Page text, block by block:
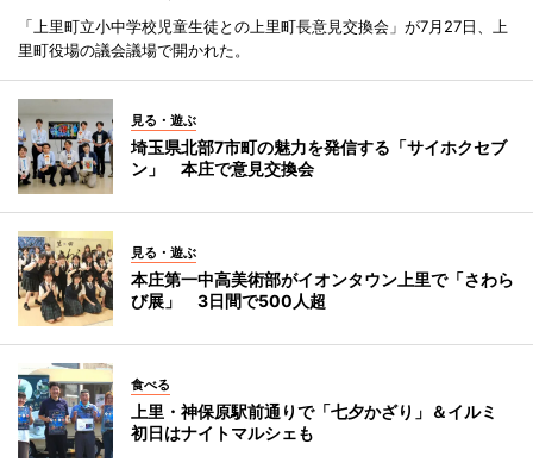
「上里町立小中学校児童生徒との上里町長意見交換会」が7月27日、上
里町役場の議会議場で開かれた。
見る・遊ぶ
埼玉県北部7市町の魅力を発信する「サイホクセブ
ン」 本庄で意見交換会
見る・遊ぶ
本庄第一中高美術部がイオンタウン上里で「さわら
び展」 3日間で500人超
食べる
上里・神保原駅前通りで「七夕かざり」＆イルミ
初日はナイトマルシェも